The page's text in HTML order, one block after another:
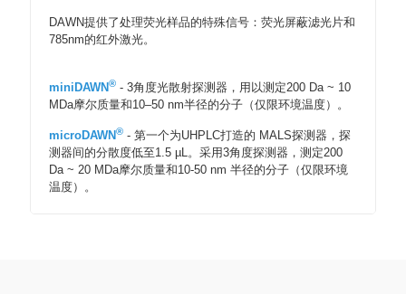
DAWN提供了处理荧光样品的特殊信号：荧光屏蔽滤光片和
785nm的红外激光。
miniDAWN® - 3角度光散射探测器，用以测定200 Da ~ 10
MDa摩尔质量和10–50 nm半径的分子（仅限环境温度）。
microDAWN® - 第一个为UHPLC打造的 MALS探测器，探
测器间的分散度低至1.5 µL。采用3角度探测器，测定200
Da ~ 20 MDa摩尔质量和10-50 nm 半径的分子（仅限环境
温度）。